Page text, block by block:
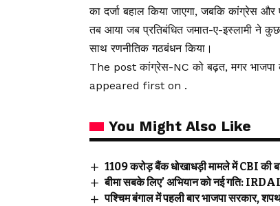
का दर्जा बहाल किया जाएगा, जबकि कांग्रेस
तब आया जब प्रतिबंधित जमात-ए-इस्लामी ने कुछ
साथ रणनीतिक गठबंधन किया।
The post कांग्रेस-NC को बढ़त, मगर भाजपा
appeared first on .
You Might Also Like
₹1109 करोड़ बैंक धोखाधड़ी मामले में CBI की
बीमा सबके लिए’ अभियान को नई गति:
पश्चिम बंगाल में पहली बार भाजपा सरकार,